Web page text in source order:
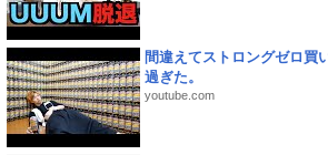
間違えてストロングゼロ買
過ぎた。
youtube.com